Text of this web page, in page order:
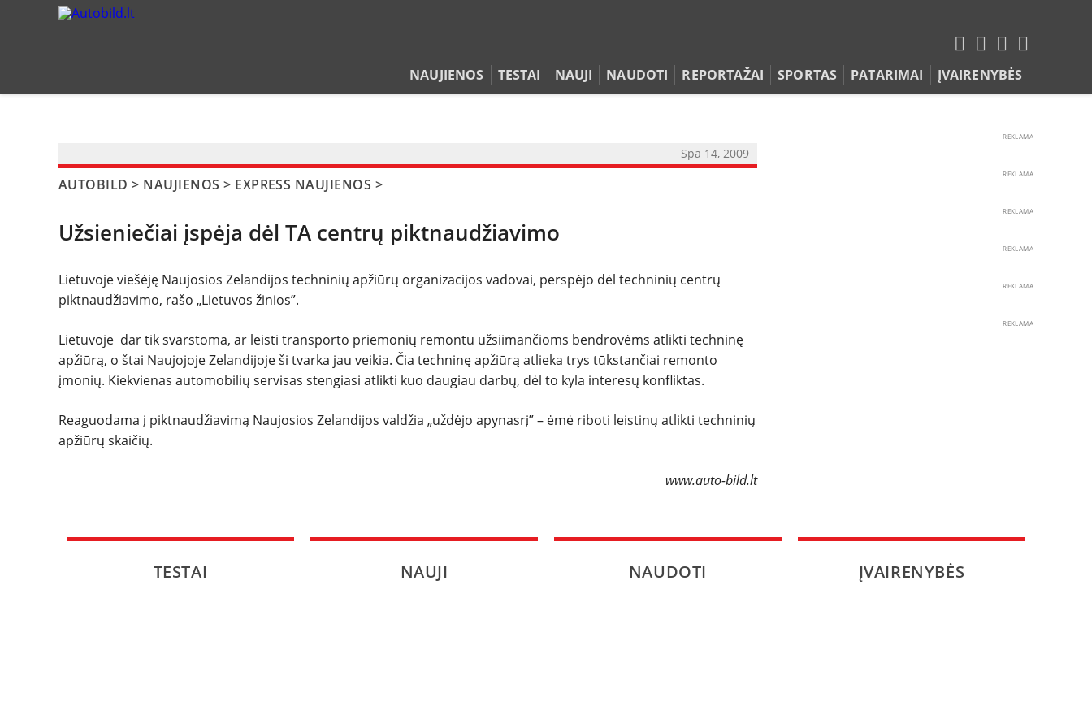
NAUJIENOS TESTAI NAUJI NAUDOTI REPORTAŽAI SPORTAS PATARIMAI ĮVAIRENYBĖS
NAUJIENOS
REPORTAŽAI
SPORTAS
PATARIMAI
Spa 14, 2009
AUTOBILD > NAUJIENOS > EXPRESS NAUJIENOS >
Užsieniečiai įspėja dėl TA centrų piktnaudžiavimo
Lietuvoje viešėję Naujosios Zelandijos techninių apžiūrų organizacijos vadovai, perspėjo dėl techninių centrų
piktnaudžiavimo, rašo „Lietuvos žinios”.
Lietuvoje dar tik svarstoma, ar leisti transporto priemonių remontu užsiimančioms bendrovėms atlikti techninę
apžiūrą, o štai Naujojoje Zelandijoje ši tvarka jau veikia. Čia techninę apžiūrą atlieka trys tūkstančiai remonto
įmonių. Kiekvienas automobilių servisas stengiasi atlikti kuo daugiau darbų, dėl to kyla interesų konfliktas.
Reaguodama į piktnaudžiavimą Naujosios Zelandijos valdžia „uždėjo apynasrį” – ėmė riboti leistinų atlikti techninių
apžiūrų skaičių.
www.auto-bild.lt
REKLAMA
REKLAMA
REKLAMA
REKLAMA
REKLAMA
REKLAMA
TESTAI NAUJI NAUDOTI ĮVAIRENYBĖS